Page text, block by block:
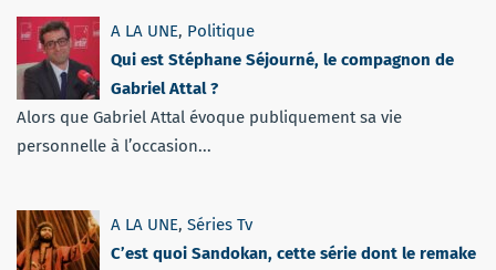
A LA UNE, Politique
Qui est Stéphane Séjourné, le compagnon de
Gabriel Attal ?
Alors que Gabriel Attal évoque publiquement sa vie
personnelle à l’occasion...
A LA UNE, Séries Tv
C’est quoi Sandokan, cette série dont le remake